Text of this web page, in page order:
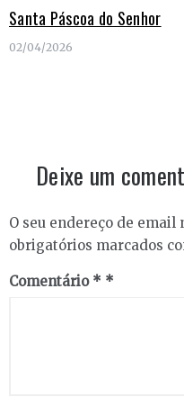
Santa Páscoa do Senhor
02/04/2026
Deixe um
O seu endereço de email
obrigatórios marcados
Comentário *